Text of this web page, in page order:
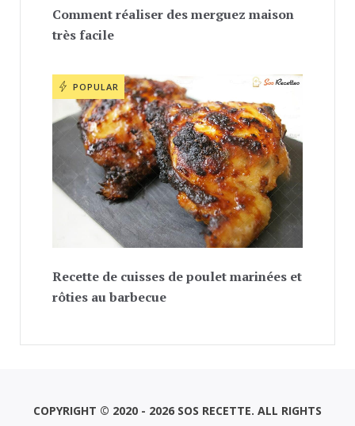
Comment réaliser des merguez maison
très facile
POPULAR
Recette de cuisses de poulet marinées et
rôties au barbecue
COPYRIGHT © 2020 - 2026 SOS RECETTE. ALL RIGHTS